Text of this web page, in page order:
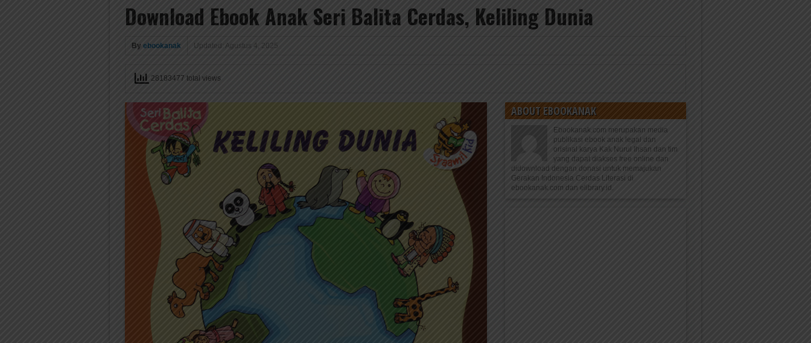
Download Ebook Anak Seri Balita Cerdas, Keliling Dunia
By ebookanak Updated: Agustus 4, 2025
28183477 total views
ABOUT EBOOKANAK
Ebookanak.com merupakan media
publikasi ebook anak legal dan
orisinal karya Kak Nurul Ihsan dan tim
yang dapat diakses free online dan
didownload dengan donasi untuk memajukan
Gerakan Indonesia Cerdas Literasi di
ebookanak.com dan elibrary.id.